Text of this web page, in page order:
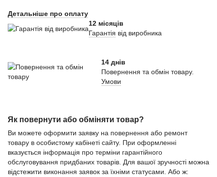
Детальніше про оплату
12 місяців
Гарантія від виробника
14 днів
Повернення та обмін товару.
Умови
Як повернути або обміняти товар?
Ви можете оформити заявку на повернення або ремонт
товару в особистому кабінеті сайту. При оформленні
вказується інформація про терміни гарантійного
обслуговування придбаних товарів. Для вашої зручності можна
відстежити виконання заявок за їхніми статусами. Або ж: